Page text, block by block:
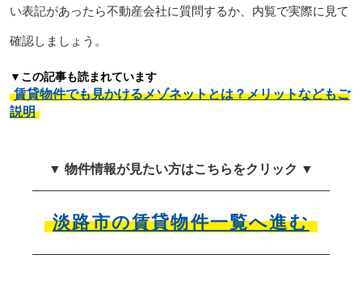
い表記があったら不動産会社に質問するか、内覧で実際に見て
確認しましょう。
▼この記事も読まれています
賃貸物件でも見かけるメゾネットとは？メリットなどもご
説明
▼ 物件情報が見たい方はこちらをクリック ▼
淡路市の賃貸物件一覧へ進む